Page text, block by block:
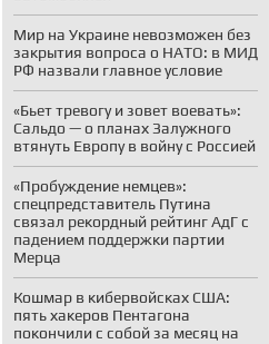
Мир на Украине невозможен без
закрытия вопроса о НАТО: в МИД
РФ назвали главное условие
«Бьет тревогу и зовет воевать»:
Сальдо — о планах Залужного
втянуть Европу в войну с Россией
«Пробуждение немцев»:
спецпредставитель Путина
связал рекордный рейтинг АдГ с
падением поддержки партии
Мерца
Кошмар в кибервойсках США:
пять хакеров Пентагона
покончили с собой за месяц на